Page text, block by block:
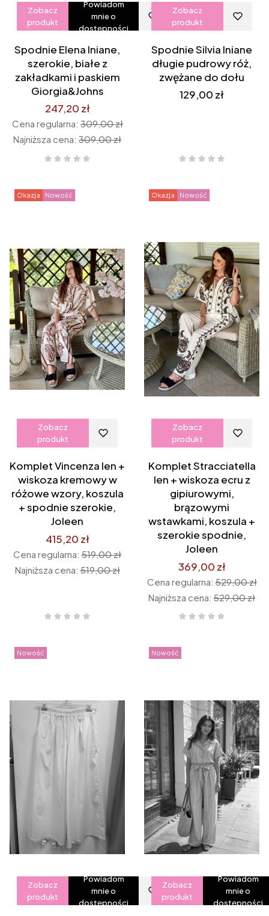
Zobacz
produkt
Powiadom
mnie o
dostępności
Spodnie Elena lniane,
szerokie, białe z
zakładkami i paskiem
Giorgia&Johns
247,20 zł
Cena regularna: 309,00 zł
Najniższa cena: 309,00 zł
Zobacz
produkt
Spodnie Silvia lniane
długie pudrowy róż,
zwężane do dołu
Cena
129,00 zł
Okazja Nowość
Zobacz
produkt
Komplet Vincenza len +
wiskoza kremowy w
różowe wzory, koszula
+ spodnie szerokie,
Joleen
415,20 zł
Cena regularna: 519,00 zł
Najniższa cena: 519,00 zł
Okazja Nowość
Zobacz
produkt
Komplet Stracciatella
len + wiskoza ecru z
gipiurowymi,
brązowymi
wstawkami, koszula +
szerokie spodnie,
Joleen
369,00 zł
Cena regularna: 529,00 zł
Najniższa cena: 529,00 zł
Nowość
Zobacz
produkt
Powiadom
mnie o
dostępności
Nowość
Zobacz
produkt
Powiadom
mnie o
dostępności